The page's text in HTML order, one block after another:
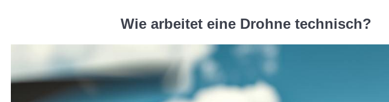
Wie arbeitet eine Drohne technisch?